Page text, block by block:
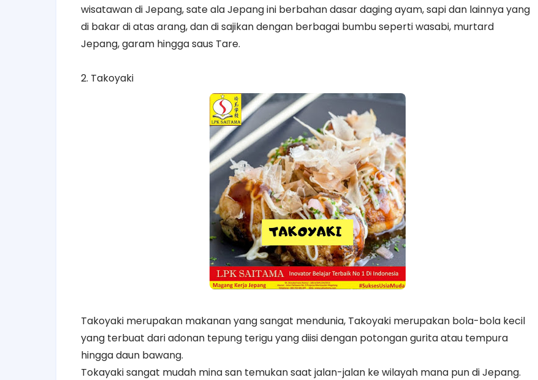
wisatawan di Jepang, sate ala Jepang ini berbahan dasar daging ayam, sapi dan lainnya yang
di bakar di atas arang, dan di sajikan dengan berbagai bumbu seperti wasabi, murtard
Jepang, garam hingga saus Tare.
2. Takoyaki
Takoyaki merupakan makanan yang sangat mendunia, Takoyaki merupakan bola-bola kecil
yang terbuat dari adonan tepung terigu yang diisi dengan potongan gurita atau tempura
hingga daun bawang.
Tokayaki sangat mudah mina san temukan saat jalan-jalan ke wilayah mana pun di Jepang.